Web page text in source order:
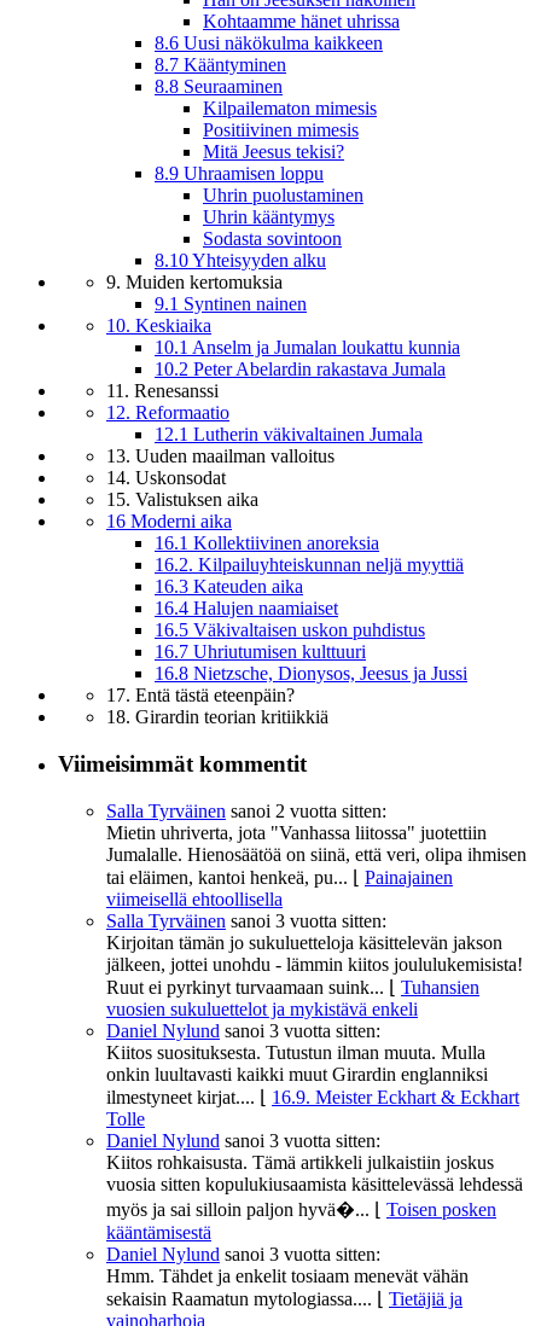
Kohtaamme hänet uhrissa
8.6 Uusi näkökulma kaikkeen
8.7 Kääntyminen
8.8 Seuraaminen
Kilpailematon mimesis
Positiivinen mimesis
Mitä Jeesus tekisi?
8.9 Uhraamisen loppu
Uhrin puolustaminen
Uhrin kääntymys
Sodasta sovintoon
8.10 Yhteisyyden alku
9. Muiden kertomuksia
9.1 Syntinen nainen
10. Keskiaika
10.1 Anselm ja Jumalan loukattu kunnia
10.2 Peter Abelardin rakastava Jumala
11. Renesanssi
12. Reformaatio
12.1 Lutherin väkivaltainen Jumala
13. Uuden maailman valloitus
14. Uskonsodat
15. Valistuksen aika
16 Moderni aika
16.1 Kollektiivinen anoreksia
16.2. Kilpailuyhteiskunnan neljä myyttiä
16.3 Kateuden aika
16.4 Halujen naamiaiset
16.5 Väkivaltaisen uskon puhdistus
16.7 Uhriutumisen kulttuuri
16.8 Nietzsche, Dionysos, Jeesus ja Jussi
17. Entä tästä eteenpäin?
18. Girardin teorian kritiikkiä
Viimeisimmät kommentit
Salla Tyrväinen sanoi 2 vuotta sitten:
Mietin uhriverta, jota "Vanhassa liitossa" juotettiin
Jumalalle. Hienosäätöä on siinä, että veri, olipa ihmisen
tai eläimen, kantoi henkeä, pu...
Painajainen
viimeisellä ehtoollisella
Salla Tyrväinen sanoi 3 vuotta sitten:
Kirjoitan tämän jo sukuluetteloja käsittelevän jakson
jälkeen, jottei unohdu - lämmin kiitos joululukemisista!
Ruut ei pyrkinyt turvaamaan suink...
Tuhansien
vuosien sukuluettelot ja mykistävä enkeli
Daniel Nylund sanoi 3 vuotta sitten:
Kiitos suosituksesta. Tutustun ilman muuta. Mulla
onkin luultavasti kaikki muut Girardin englanniksi
ilmestyneet kirjat....
16.9. Meister Eckhart & Eckhart
Tolle
Daniel Nylund sanoi 3 vuotta sitten:
Kiitos rohkaisusta. Tämä artikkeli julkaistiin joskus
vuosia sitten kopulukiusaamista käsittelevässä lehdessä
myös ja sai silloin paljon hyvä�...
Toisen posken
kääntämisestä
Daniel Nylund sanoi 3 vuotta sitten:
Hmm. Tähdet ja enkelit tosiaam menevät vähän
sekaisin Raamatun mytologiassa....
Tietäjiä ja
vainoharhoja